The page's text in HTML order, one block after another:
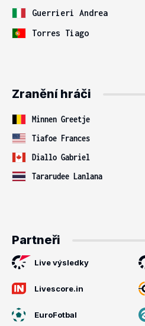
Guerrieri Andrea
Torres Tiago
Zranění hráči
Minnen Greetje
Tiafoe Frances
Diallo Gabriel
Tararudee Lanlana
Partneři
Live výsledky
Livescore.in
EuroFotbal